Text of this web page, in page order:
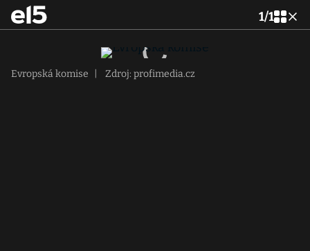
1/1
Evropská komise Zdroj: profimedia.cz